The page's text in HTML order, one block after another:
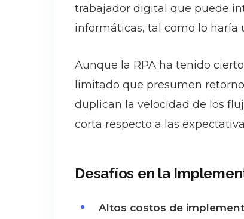
trabajador digital que puede
informáticas, tal como lo haría
Aunque la RPA ha tenido
limitado que presumen
duplican la velocidad de los
corta respecto a las
Desafíos en la
Altos costos de